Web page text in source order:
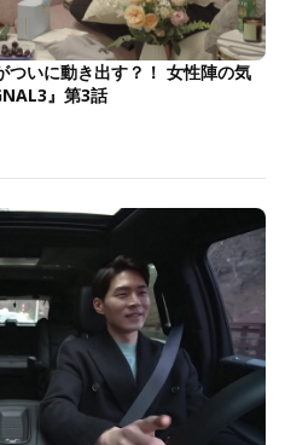
ついに動き出す？！ 女性陣の気
』第3話